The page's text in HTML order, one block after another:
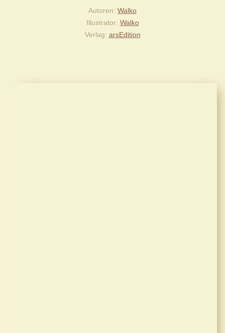
Autoren Walko
Illustrator Walko
Verlag arsEdition